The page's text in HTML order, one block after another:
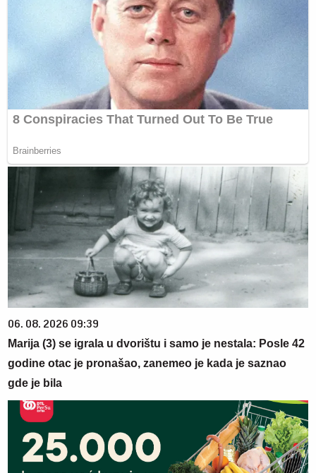
06. 08. 2026 09:39
Marija (3) se igrala u dvorištu i samo je nestala: Posle 42
godine otac je pronašao, zanemeo je kada je saznao
gde je bila